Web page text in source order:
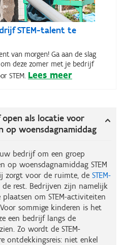
STEM-talent te
van morgen! Ga aan de slag
deze zomer met je bedrijf
STEM. Lees meer
als locatie voor
op woensdagnamiddag
bedrijf om een groep
op woensdagnamiddag STEM
zorgt voor de ruimte, de STEM-
rest. Bedrijven zijn namelijk
om STEM-activiteiten
sommige kinderen is het
een bedrijf langs de
Zo wordt de STEM-
ontdekkingsreis: niet enkel